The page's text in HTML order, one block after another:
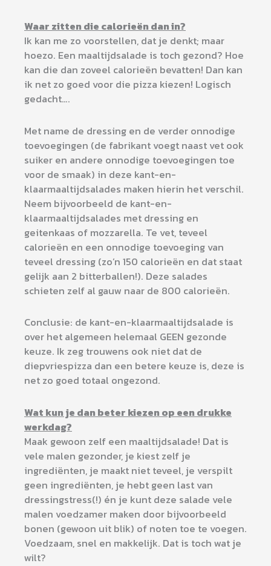
Waar zitten die calorieën dan in?
Ik kan me zo voorstellen, dat je denkt; maar
hoezo. Een maaltijdsalade is toch gezond? Hoe
kan die dan zoveel calorieën bevatten! Dan kan
ik net zo goed voor die pizza kiezen! Logisch
gedacht….
Met name de dressing en de verder onnodige
toevoegingen (de fabrikant voegt naast vet ook
suiker en andere onnodige toevoegingen toe
voor de smaak) in deze kant-en-
klaarmaaltijdsalades maken hierin het verschil.
Neem bijvoorbeeld de kant-en-
klaarmaaltijdsalades met dressing en
geitenkaas of mozzarella. Te vet, teveel
calorieën en een onnodige toevoeging van
teveel dressing (zo’n 150 calorieën en dat staat
gelijk aan 2 bitterballen!). Deze salades
schieten zelf al gauw naar de 800 calorieën.
Conclusie: de kant-en-klaarmaaltijdsalade is
over het algemeen helemaal GEEN gezonde
keuze. Ik zeg trouwens ook niet dat de
diepvriespizza dan een betere keuze is, deze is
net zo goed totaal ongezond.
Wat kun je dan beter kiezen op een drukke
werkdag?
Maak gewoon zelf een maaltijdsalade! Dat is
vele malen gezonder, je kiest zelf je
ingrediënten, je maakt niet teveel, je verspilt
geen ingrediënten, je hebt geen last van
dressingstress(!) én je kunt deze salade vele
malen voedzamer maken door bijvoorbeeld
bonen (gewoon uit blik) of noten toe te voegen.
Voedzaam, snel en makkelijk. Dat is toch wat je
wilt?